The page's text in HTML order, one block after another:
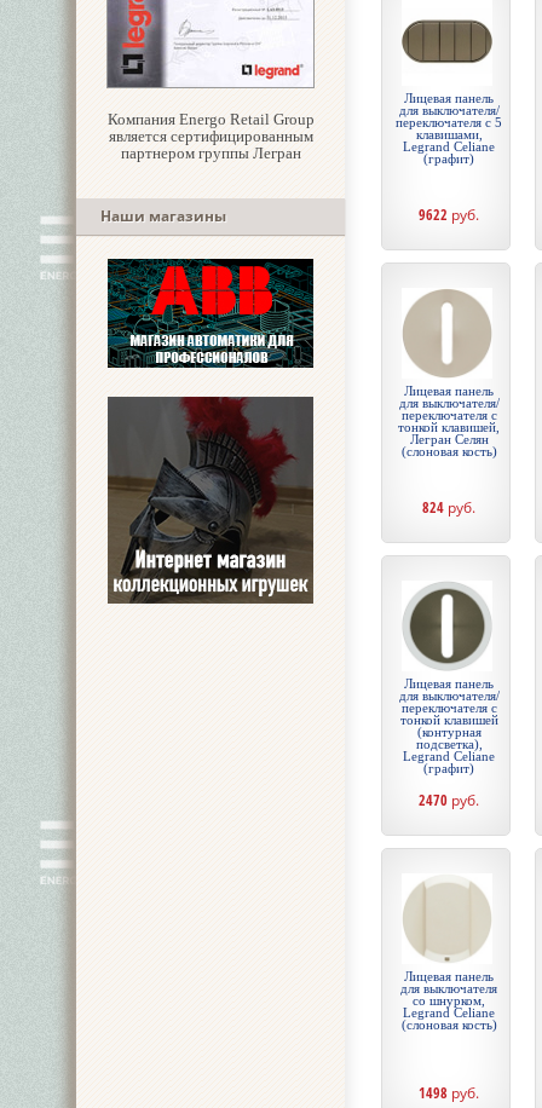
Компания Energo Retail Group
является сертифицированным
партнером группы Легран
Наши магазины
Лицевая панель
для выключателя/
переключателя с 5
клавишами,
Legrand Celiane
(графит)
9622 руб.
Лицевая панель
для выключателя/
переключателя с
тонкой клавишей,
Легран Селян
(слоновая кость)
824 руб.
Лицевая панель
для выключателя/
переключателя с
тонкой клавишей
(контурная
подсветка),
Legrand Celiane
(графит)
2470 руб.
Лицевая панель
для выключателя
со шнурком,
Legrand Celiane
(слоновая кость)
1498 руб.